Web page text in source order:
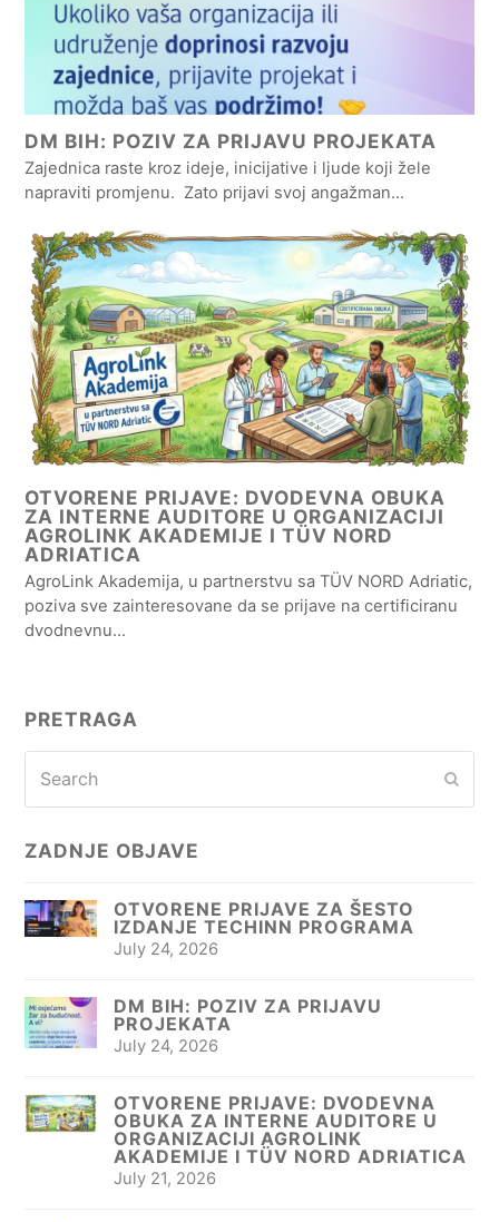
DM BIH: POZIV ZA PRIJAVU PROJEKATA
Zajednica raste kroz ideje, inicijative i ljude koji žele
napraviti promjenu. Zato prijavi svoj angažman…
OTVORENE PRIJAVE: DVODEVNA OBUKA
ZA INTERNE AUDITORE U ORGANIZACIJI
AGROLINK AKADEMIJE I TÜV NORD
ADRIATICA
AgroLink Akademija, u partnerstvu sa TÜV NORD Adriatic,
poziva sve zainteresovane da se prijave na certificiranu
dvodnevnu…
PRETRAGA
ZADNJE OBJAVE
OTVORENE PRIJAVE ZA ŠESTO
IZDANJE TECHINN PROGRAMA
July 24, 2026
DM BIH: POZIV ZA PRIJAVU
PROJEKATA
July 24, 2026
OTVORENE PRIJAVE: DVODEVNA
OBUKA ZA INTERNE AUDITORE U
ORGANIZACIJI AGROLINK
AKADEMIJE I TÜV NORD ADRIATICA
July 21, 2026